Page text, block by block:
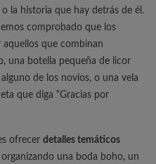
la historia que hay detrás de él.
comprobado que los
aquellos que combinan
una botella pequeña de licor
de los novios, o una vela
que diga “Gracias por
ofrecer detalles temáticos
una boda boho, un